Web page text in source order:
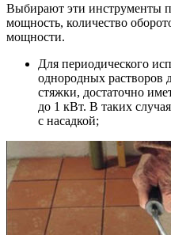
Выбирают эти инструменты
мощность, количество
мощности.
Для периодического
однородных растворов
стяжки, достаточно
до 1 кВт. В таких
с насадкой;